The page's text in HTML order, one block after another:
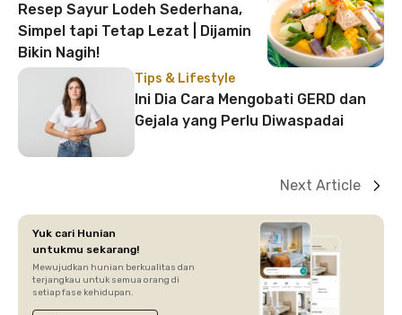
Resep Sayur Lodeh Sederhana,
Simpel tapi Tetap Lezat | Dijamin
Bikin Nagih!
Tips & Lifestyle
Ini Dia Cara Mengobati GERD dan
Gejala yang Perlu Diwaspadai
Next Article
Yuk cari Hunian
untukmu sekarang!
Mewujudkan hunian berkualitas dan
terjangkau untuk semua orang di
setiap fase kehidupan.